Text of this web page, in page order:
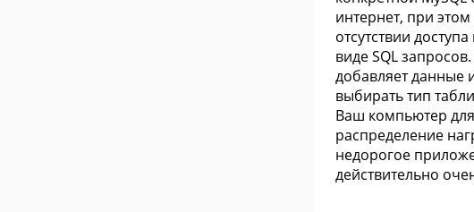
интернет, при
отсутствии
виде SQL
добавляет данные
выбирать тип
Ваш компьютер
распределение
недорогое
действительно